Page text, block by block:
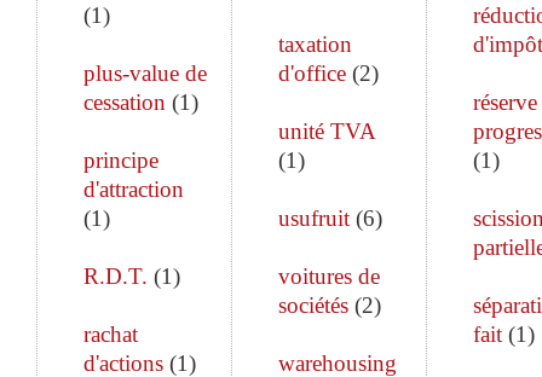
(1)
plus-value de
cessation (1)
principe
d'attraction
(1)
R.D.T. (1)
rachat
d'actions (1)
taxation
d'office(2)
unité TVA
(1)
usufruit(6)
voitures de
sociétés(2)
warehousing
d'impôt
(1)
fait(1)